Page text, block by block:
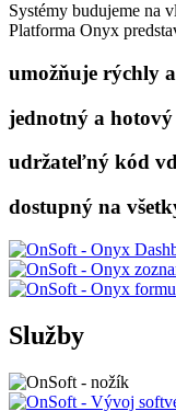
Systémy budujeme na
Platforma Onyx
umožňuje rýchly
jednotný a hotový
udržateľný kód
dostupný na
Služby